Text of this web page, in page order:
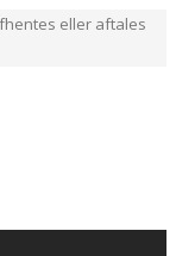
eller aftales